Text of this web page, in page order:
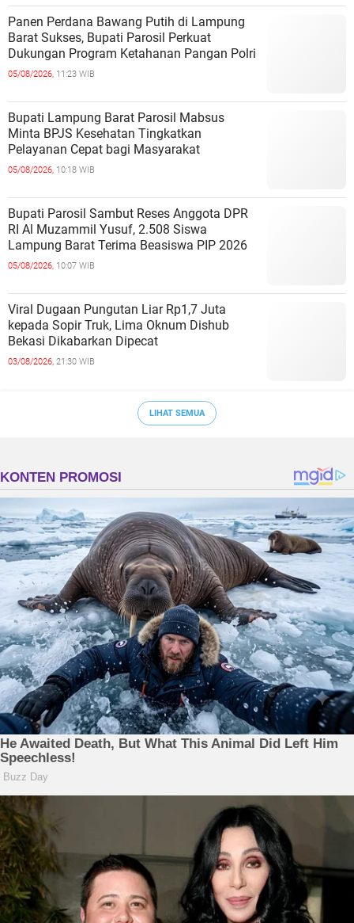
Panen Perdana Bawang Putih di Lampung
Barat Sukses, Bupati Parosil Perkuat
Dukungan Program Ketahanan Pangan Polri
05/08/2026, 11:23 WIB
Bupati Lampung Barat Parosil Mabsus
Minta BPJS Kesehatan Tingkatkan
Pelayanan Cepat bagi Masyarakat
05/08/2026, 10:18 WIB
Bupati Parosil Sambut Reses Anggota DPR
RI Al Muzammil Yusuf, 2.508 Siswa
Lampung Barat Terima Beasiswa PIP 2026
05/08/2026, 10:07 WIB
Viral Dugaan Pungutan Liar Rp1,7 Juta
kepada Sopir Truk, Lima Oknum Dishub
Bekasi Dikabarkan Dipecat
03/08/2026, 21:30 WIB
LIHAT SEMUA